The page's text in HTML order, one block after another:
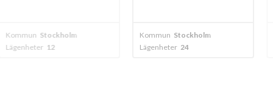
Stockholm